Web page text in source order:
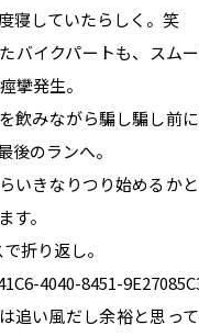
寝していたらしく。笑
バイクパートも、スム
攣発生。
飲みながら騙し騙し前
後のランへ。
いきなりつり始めるか
す。
折り返し。
追い風だし余裕と思っ